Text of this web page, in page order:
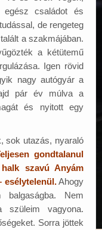
családot és
de rengeteg
a szakmájában.
a kétütemű
Igen rövid
nagy autógyár a
pár év múlva a
és nyitott egy
sok utazás, nyaraló
gondtalanul
szavú Anyám
esélytelenül.Ahogy
balgaságba. Nem
vagyona.
Sorra jöttek